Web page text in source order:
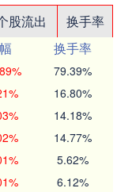
股流出
换手率
换手率
79.39%
16.80%
14.18%
14.77%
5.62%
6.12%